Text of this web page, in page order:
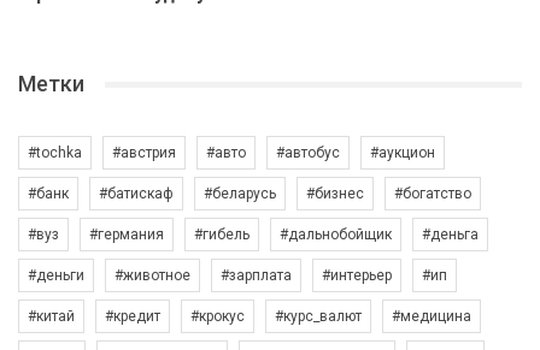
Метки
#tochka #австрия #авто #автобус #аукцион
#банк #батискаф #беларусь #бизнес #богатство
#вуз #германия #гибель #дальнобойщик #деньга
#деньги #животное #зарплата #интерьер #ип
#китай #кредит #крокус #курс_валют #медицина